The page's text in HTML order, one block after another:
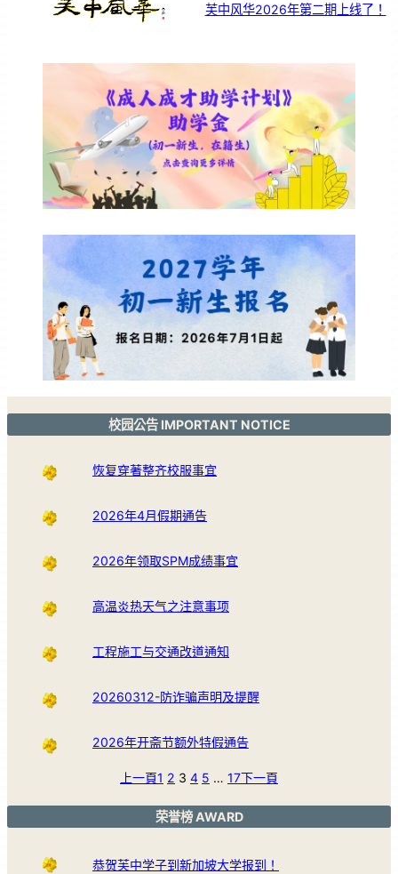
芙中风华2026年第二期上线了！
校园公告 IMPORTANT NOTICE
恢复穿著整齐校服事宜
2026年4月假期通告
2026年领取SPM成绩事宜
高温炎热天气之注意事项
工程施工与交通改道通知
20260312-防诈骗声明及提醒
2026年开斋节额外特假通告
上一頁1 2 3 4 5 … 17下一頁
荣誉榜 AWARD
恭贺芙中学子到新加坡大学报到！